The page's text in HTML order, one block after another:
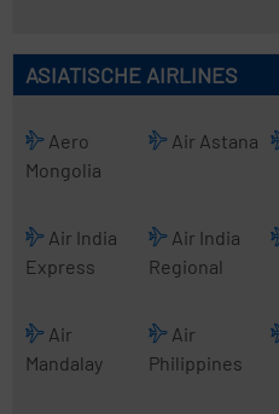
ASIATISCHE AIRLINES
Aero
Mongolia
Air Astana
Air India
Express
Air India
Regional
Air
Mandalay
Air
Philippines